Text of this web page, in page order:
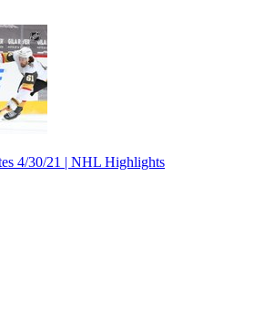
4/30/21 | NHL Highlights